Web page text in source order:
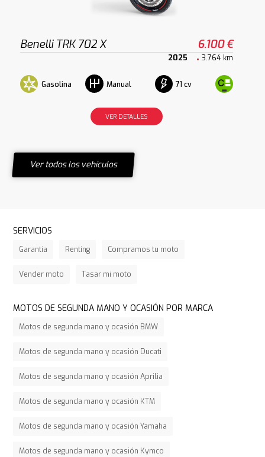
Benelli TRK 702 X 6.100 €
2025 3.764 km
Gasolina Manual 71 cv
VER DETALLES
Ver todos los vehículos
SERVICIOS
Garantía Renting Compramos tu moto
Vender moto Tasar mi moto
MOTOS DE SEGUNDA MANO Y OCASIÓN POR MARCA
Motos de segunda mano y ocasión BMW
Motos de segunda mano y ocasión Ducati
Motos de segunda mano y ocasión Aprilia
Motos de segunda mano y ocasión KTM
Motos de segunda mano y ocasión Yamaha
Motos de segunda mano y ocasión Kymco